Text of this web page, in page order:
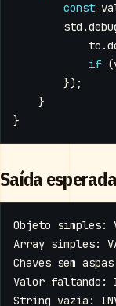
const
std .
tc .
if (
});
}
}
Saída esperada